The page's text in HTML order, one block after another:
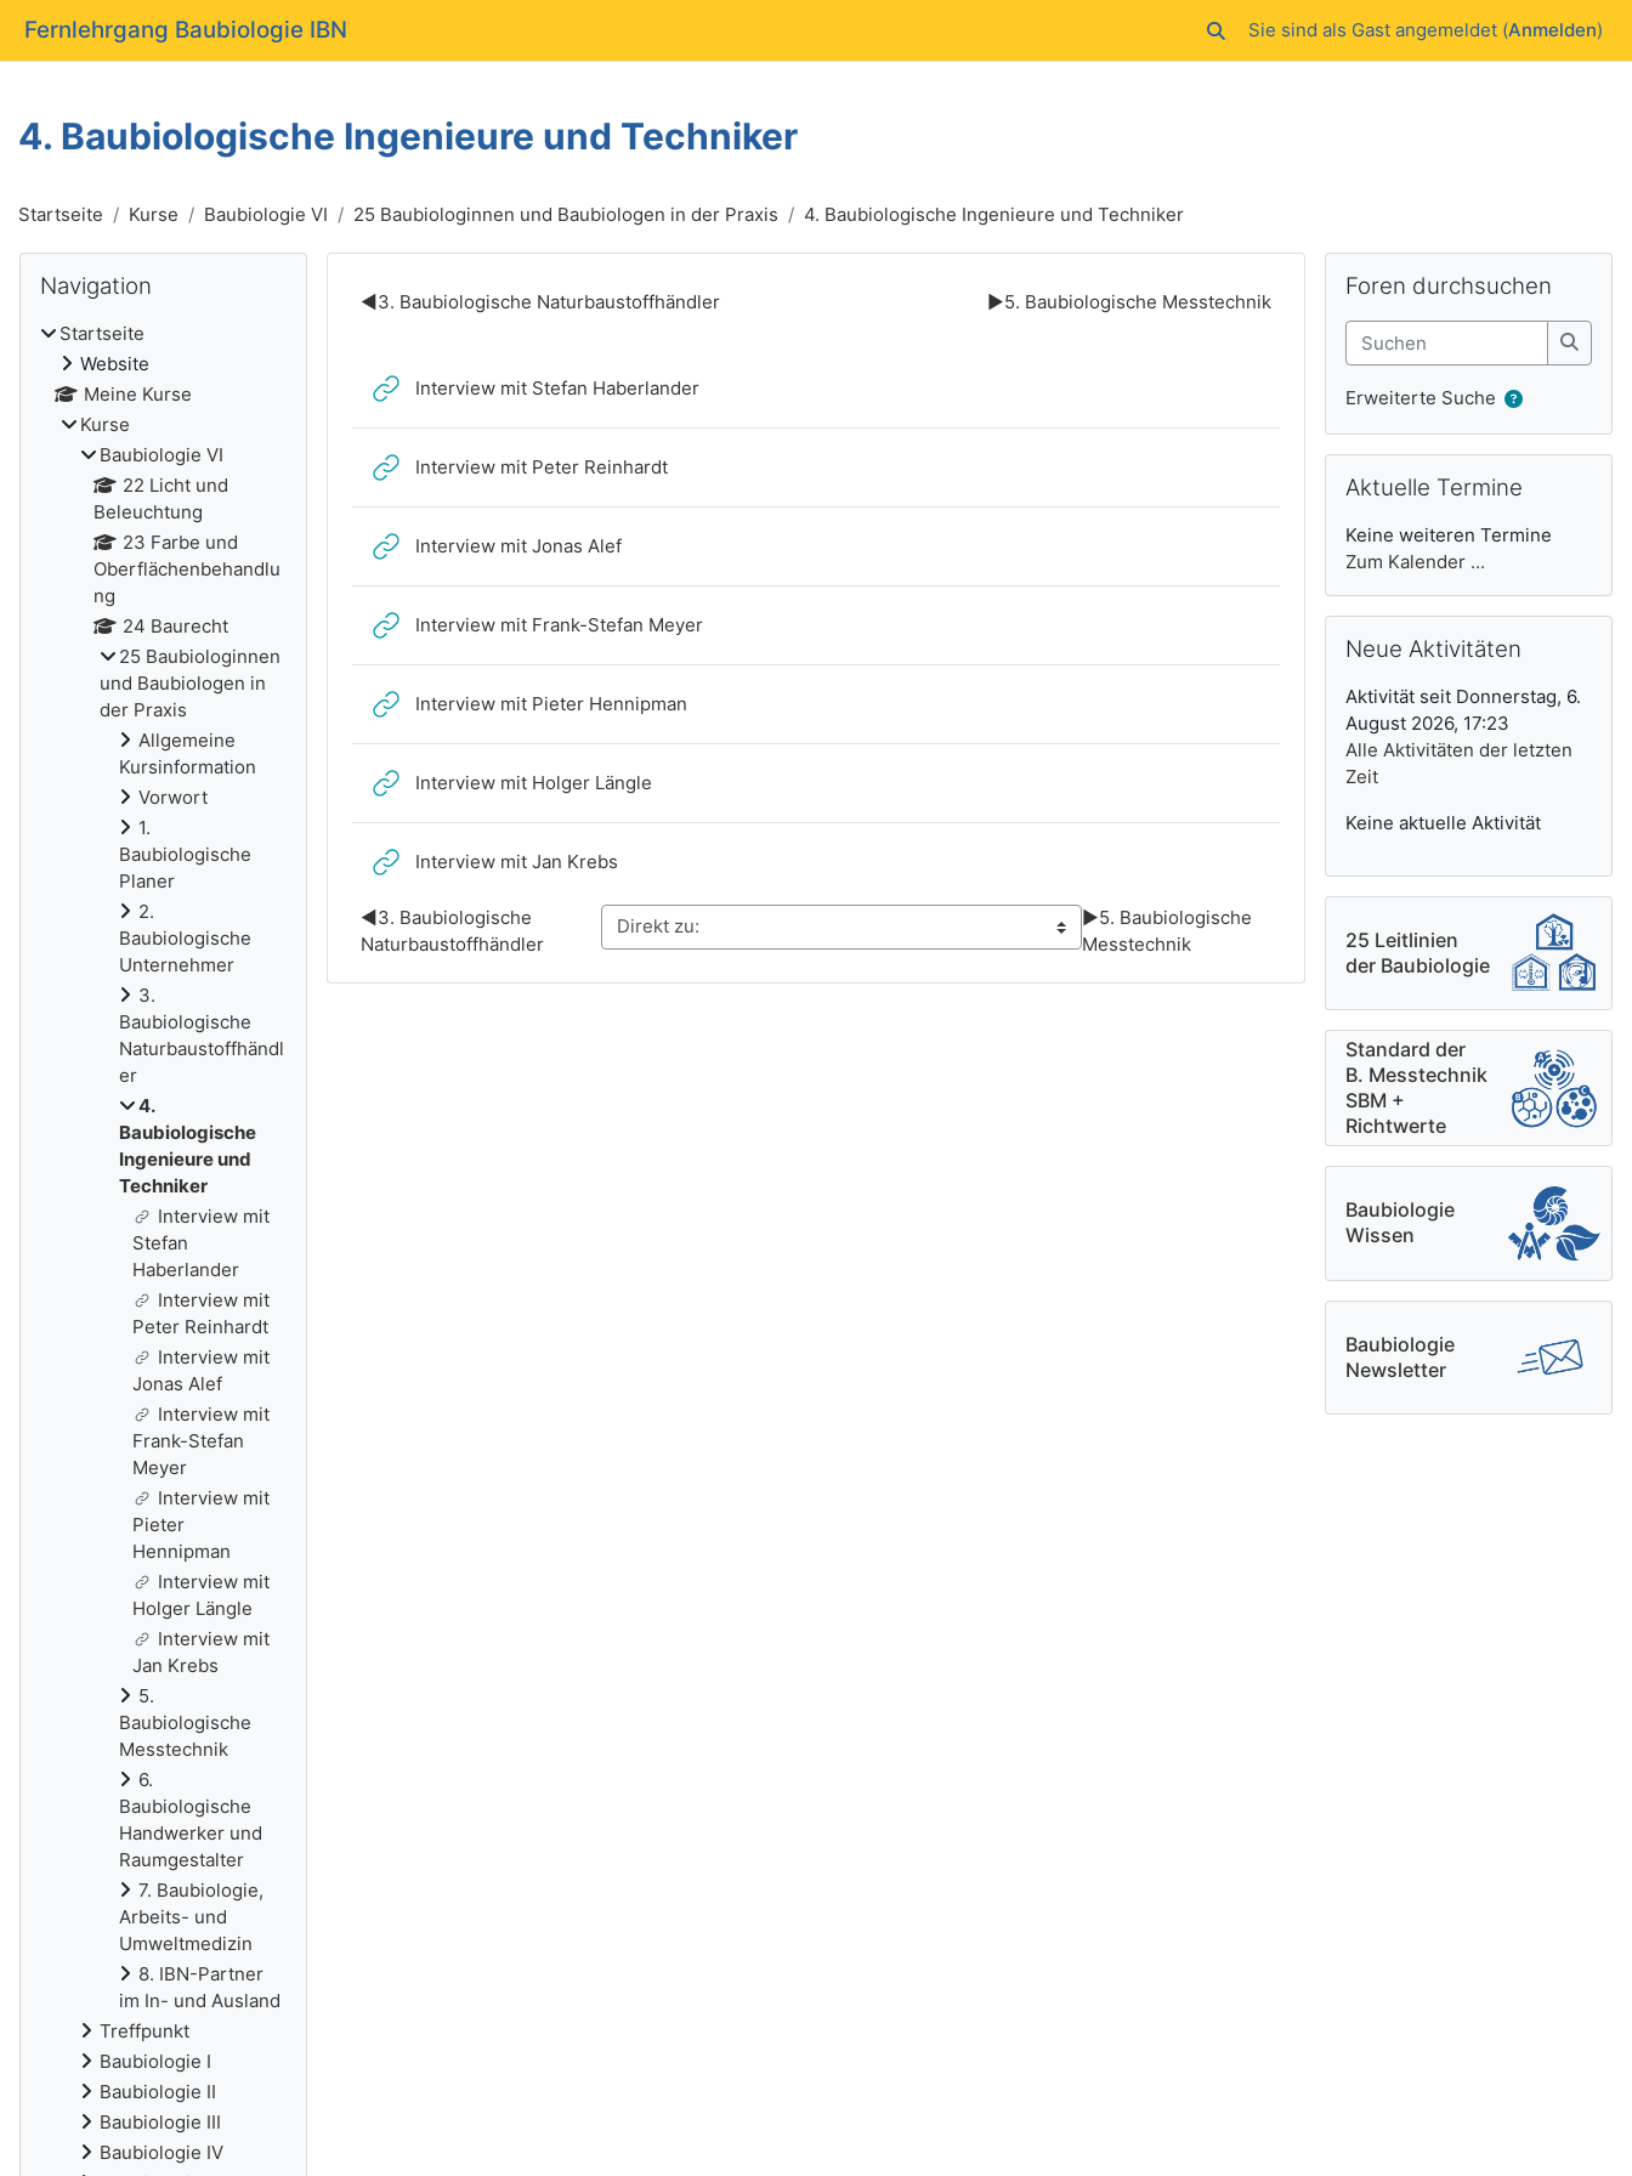
Fernlehrgang Baubiologie IBN Sucheingabe umschalten
Sie sind als Gast angemeldet (Anmelden)
4. Baubiologische Ingenieure und Techniker
Startseite Kurse Baubiologie VI 25 Baubiologinnen und Baubiologen in der Praxis 4. Baubiologische Ingenieure und Techniker
Abschnittsübersicht
◀︎3. Baubiologische Naturbaustoffhändler ▶︎5. Baubiologische Messtechnik
Interview mit Stefan HaberlanderLink/URL
Interview mit Peter ReinhardtLink/URL
Interview mit Jonas AlefLink/URL
Interview mit Frank-Stefan MeyerLink/URL
Interview mit Pieter HennipmanLink/URL
Interview mit Holger LängleLink/URL
Interview mit Jan KrebsLink/URL
◀︎3. Baubiologische
Naturbaustoffhändler
▶︎5. Baubiologische
Messtechnik
Blöcke
Navigation
Startseite
Website
Meine Kurse
Kurse
Baubiologie VI
22 Licht und
Beleuchtung
23 Farbe und
Oberflächenbehandlu
ng
24 Baurecht
25 Baubiologinnen
und Baubiologen in
der Praxis
Allgemeine
Kursinformation
Vorwort
1.
Baubiologische
Planer
2.
Baubiologische
Unternehmer
3.
Baubiologische
Naturbaustoffhändl
er
4.
Baubiologische
Ingenieure und
Techniker
Interview mit
Stefan
Haberlander
Interview mit
Peter Reinhardt
Interview mit
Jonas Alef
Interview mit
Frank-Stefan
Meyer
Interview mit
Pieter
Hennipman
Interview mit
Holger Längle
Interview mit
Jan Krebs
5.
Baubiologische
Messtechnik
6.
Baubiologische
Handwerker und
Raumgestalter
7. Baubiologie,
Arbeits- und
Umweltmedizin
8. IBN-Partner
im In- und Ausland
Treffpunkt
Baubiologie I
Baubiologie II
Baubiologie III
Baubiologie IV
Foren durchsuchen
Suchen
Erweiterte Suche
Aktuelle Termine
Keine weiteren Termine
Zum Kalender ...
Neue Aktivitäten
Aktivität seit Donnerstag, 6.
August 2026, 17:23
Alle Aktivitäten der letzten
Zeit
Keine aktuelle Aktivität
25 Leitlinien
der Baubiologie
Standard der
B. Messtechnik
SBM +
Richtwerte
Baubiologie
Wissen
Baubiologie
Newsletter